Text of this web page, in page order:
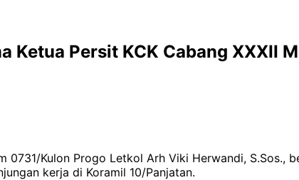
Ketua Persit KCK Cabang XXXII
0731/Kulon Progo Letkol Arh Viki Herwandi, S.Sos.,
kerja di Koramil 10/Panjatan.